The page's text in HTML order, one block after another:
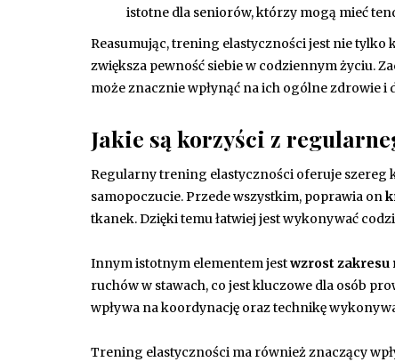
istotne dla seniorów, którzy mogą mieć
Reasumując, trening elastyczności jest nie tylko
zwiększa pewność siebie w codziennym życiu.
może znacznie wpłynąć na ich ogólne zdrowie i
Jakie są korzyści z
Regularny trening elastyczności oferuje szereg
samopoczucie. Przede wszystkim, poprawia on
tkanek. Dzięki temu łatwiej jest wykonywać
Innym istotnym elementem jestwzrost zakresu
ruchów w stawach, co jest kluczowe dla osób
wpływa na koordynację oraz technikę
Trening elastyczności ma również znaczący